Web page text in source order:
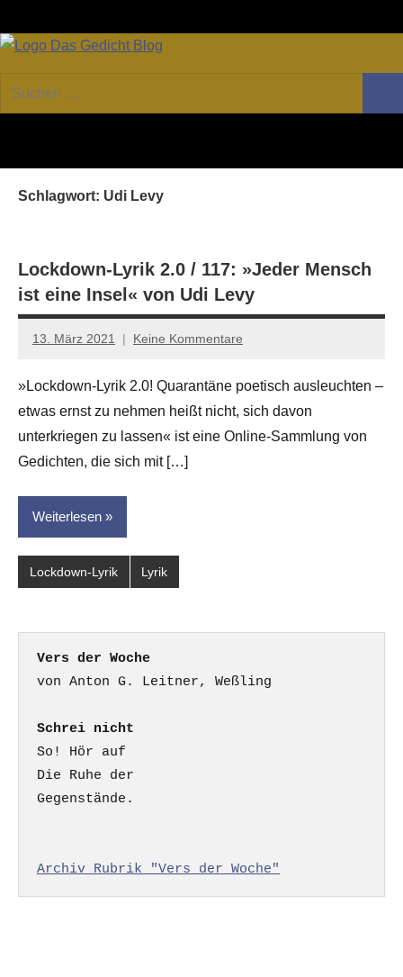
Inhalt
GEDICHT
Forum
von
und
Kritik
Suchen
nach:
Schlagwort: Udi Levy
Lockdown-Lyrik 2.0 / 117: »Jeder Mensch
ist eine Insel« von Udi Levy
13. März 2021
Anton
Leitner
Keine Kommentare
»Lockdown-Lyrik 2.0! Quarantäne poetisch ausleuchten –
etwas ernst zu nehmen heißt nicht, sich davon
unterkriegen zu lassen« ist eine Online-Sammlung von
Gedichten, die sich mit […]
Weiterlesen
Lockdown-Lyrik Lyrik
Vers der Woche
Schrei nicht
So! Hör auf
Die Ruhe der
Gegenstände.
Archiv Rubrik "Vers der Woche"